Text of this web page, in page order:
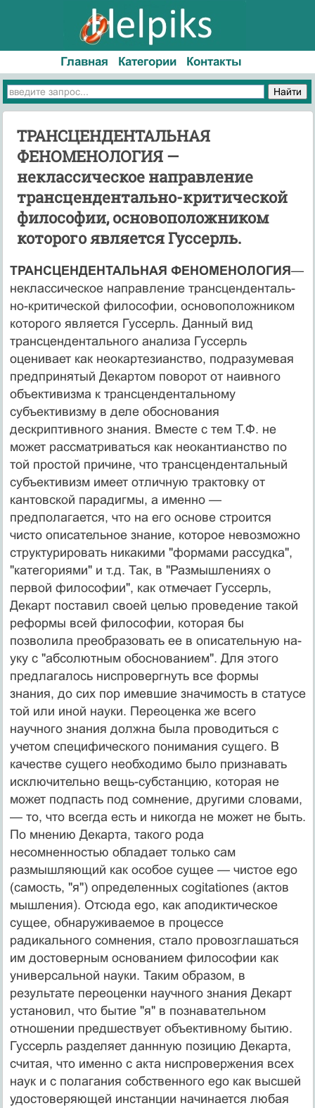
Главная Категории Контакты
ТРАНСЦЕНДЕНТАЛЬНАЯ
ФЕНОМЕНОЛО­ГИЯ —
неклассическое направление
трансценденталь­но-критической
философии, основоположником
которо­го является Гуссерль.
ТРАНСЦЕНДЕНТАЛЬНАЯ ФЕНОМЕНОЛО­ГИЯ—
неклассическое направление трансценденталь­
но-критической философии, основоположником
которо­го является Гуссерль. Данный вид
трансцендентального анализа Гуссерль
оценивает как неокартезианство, под­разумевая
предпринятый Декартом поворот от наивного
объективизма к трансцендентальному
субъективизму в деле обоснования
дескриптивного знания. Вместе с тем Т.Ф. не
может рассматриваться как неокантианство по
той простой причине, что трансцендентальный
субъек­тивизм имеет отличную трактовку от
кантовской пара­дигмы, а именно —
предполагается, что на его основе строится
чисто описательное знание, которое невозмож­но
структурировать никакими "формами рассудка",
"ка­тегориями" и т.д. Так, в "Размышлениях о
первой фило­софии", как отмечает Гуссерль,
Декарт поставил своей целью проведение такой
реформы всей философии, ко­торая бы
позволила преобразовать ее в описательную на­
уку с "абсолютным обоснованием". Для этого
предлага­лось ниспровергнуть все формы
знания, до сих пор имевшие значимость в статусе
той или иной науки. Пе­реоценка же всего
научного знания должна была прово­диться с
учетом специфического понимания сущего. В
качестве сущего необходимо было признавать
исключи­тельно вещь-субстанцию, которая не
может подпасть под сомнение, другими словами,
— то, что всегда есть и ни­когда не может не быть.
По мнению Декарта, такого ро­да
несомненностью обладает только сам
размышляю­щий как особое сущее — чистое ego
(самость, "я") опре­деленных cogitationes (актов
мышления). Отсюда ego, как аподиктическое
сущее, обнаруживаемое в процессе
радикального сомнения, стало провозглашаться
им до­стоверным основанием философии как
универсальной науки. Таким образом, в
результате переоценки научного знания Декарт
установил, что бытие "я" в познаватель­ном
отношении предшествует объективному бытию.
Гуссерль разделяет даннную позицию Декарта,
считая, что именно с акта ниспровержения всех
наук и с полагания собственного ego как высшей
удостоверяющей ин­станции начинается любая